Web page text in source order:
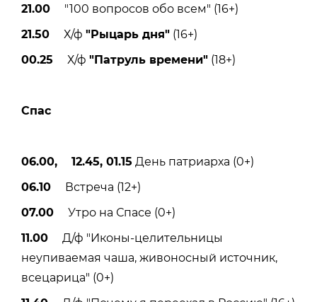
21.00 "100 вопросов обо всем" (16+)
21.50 Х/ф "Рыцарь дня" (16+)
00.25 Х/ф "Патруль времени" (18+)
Спас
06.00, 12.45, 01.15 День патриарха (0+)
06.10 Встреча (12+)
07.00 Утро на Спасе (0+)
11.00 Д/ф "Иконы-целительницы
неупиваемая чаша, живоносный источник,
всецарица" (0+)